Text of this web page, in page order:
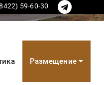
59-60-30
Размещение
№31